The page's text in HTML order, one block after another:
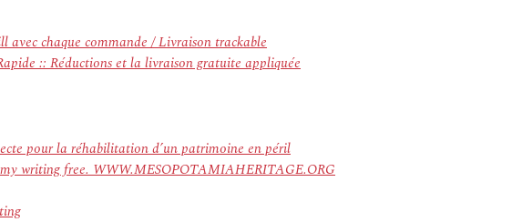
avec chaque commande / Livraison trackable
:: Réductions et la livraison gratuite appliquée
pour la réhabilitation d’un patrimoine en péril
writing free. WWW.MESOPOTAMIAHERITAGE.ORG